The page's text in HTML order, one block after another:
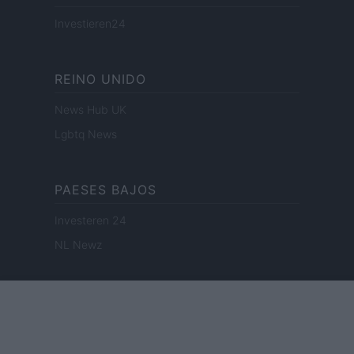
Investieren24
REINO UNIDO
News Hub UK
Lgbtq News
PAESES BAJOS
Investeren 24
NL Newz